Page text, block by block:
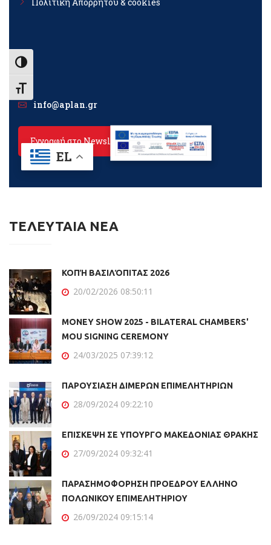
ΤΕΛΕΥΤΑΙΑ ΝΕΑ
ΚΟΠΉ ΒΑΣΙΛΌΠΙΤΑΣ 2026
20/02/2026 08:50:11
MONEY SHOW 2025 - BILATERAL CHAMBERS'
MOU SIGNING CEREMONY
24/03/2025 07:39:12
ΠΑΡΟΥΣΙΑΣΗ ΔΙΜΕΡΩΝ ΕΠΙΜΕΛΗΤΗΡΙΩΝ
28/09/2024 09:22:10
ΕΠΙΣΚΕΨΗ ΣΕ ΥΠΟΥΡΓΟ ΜΑΚΕΔΟΝΙΑΣ ΘΡΑΚΗΣ
27/09/2024 09:32:41
ΠΑΡΑΣΗΜΟΦΟΡΗΣΗ ΠΡΟΕΔΡΟΥ ΕΛΛΗΝΟ
ΠΟΛΩΝΙΚΟΥ ΕΠΙΜΕΛΗΤΗΡΙΟΥ
26/09/2024 09:15:14